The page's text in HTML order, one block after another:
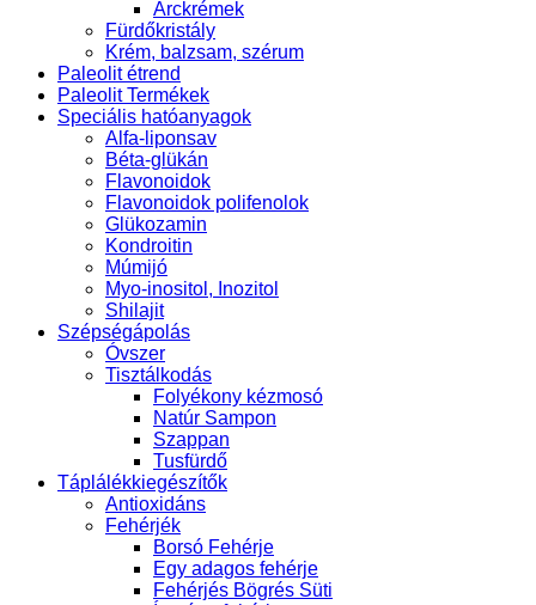
Arckrémek
Fürdőkristály
Krém, balzsam, szérum
Paleolit étrend
Paleolit Termékek
Speciális hatóanyagok
Alfa-liponsav
Béta-glükán
Flavonoidok
Flavonoidok polifenolok
Glükozamin
Kondroitin
Múmijó
Myo-inositol, Inozitol
Shilajit
Szépségápolás
Óvszer
Tisztálkodás
Folyékony kézmosó
Natúr Sampon
Szappan
Tusfürdő
Táplálékkiegészítők
Antioxidáns
Fehérjék
Borsó Fehérje
Egy adagos fehérje
Fehérjés Bögrés Süti